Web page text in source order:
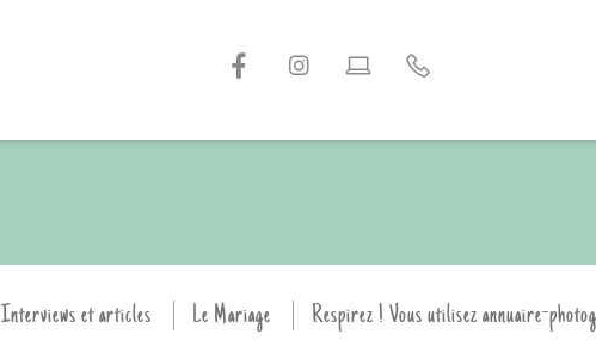
Interviews et articles Le Mariage Respirez ! Vous utilisez annuaire-